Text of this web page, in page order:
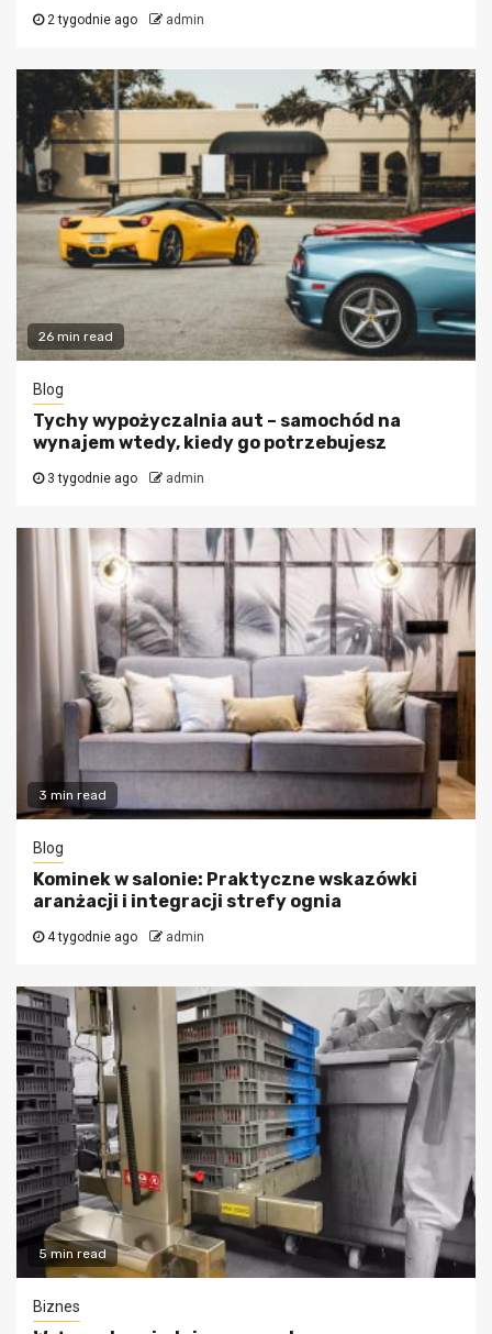
2 tygodnie ago admin
26 min read
Blog
Tychy wypożyczalnia aut – samochód na
wynajem wtedy, kiedy go potrzebujesz
3 tygodnie ago admin
3 min read
Blog
Kominek w salonie: Praktyczne wskazówki
aranżacji i integracji strefy ognia
4 tygodnie ago admin
5 min read
Biznes